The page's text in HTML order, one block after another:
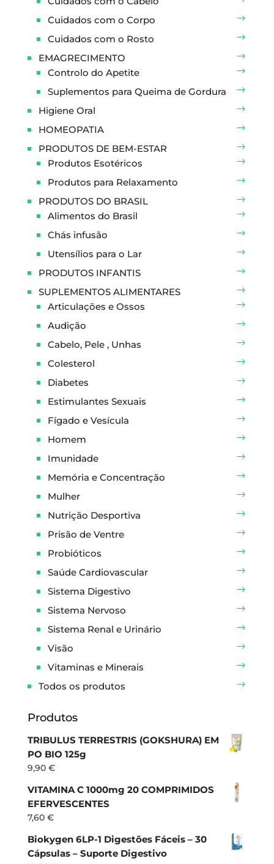
Cuidados com o Corpo
Cuidados com o Rosto
EMAGRECIMENTO
Controlo do Apetite
Suplementos para Queima de Gordura
Higiene Oral
HOMEOPATIA
PRODUTOS DE BEM-ESTAR
Produtos Esotéricos
Produtos para Relaxamento
PRODUTOS DO BRASIL
Alimentos do Brasil
Chás infusão
Utensílios para o Lar
PRODUTOS INFANTIS
SUPLEMENTOS ALIMENTARES
Articulações e Ossos
Audição
Cabelo, Pele , Unhas
Colesterol
Diabetes
Estimulantes Sexuais
Fígado e Vesícula
Homem
Imunidade
Memória e Concentração
Mulher
Nutrição Desportiva
Prisão de Ventre
Probióticos
Saúde Cardiovascular
Sistema Digestivo
Sistema Nervoso
Sistema Renal e Urinário
Visão
Vitaminas e Minerais
Todos os produtos
Produtos
TRIBULUS TERRESTRIS (GOKSHURA) EM
PO BIO 125g
9,90 €
VITAMINA C 1000mg 20 COMPRIMIDOS
EFERVESCENTES
7,60 €
Biokygen 6LP-1 Digestões Fáceis – 30
Cápsulas – Suporte Digestivo